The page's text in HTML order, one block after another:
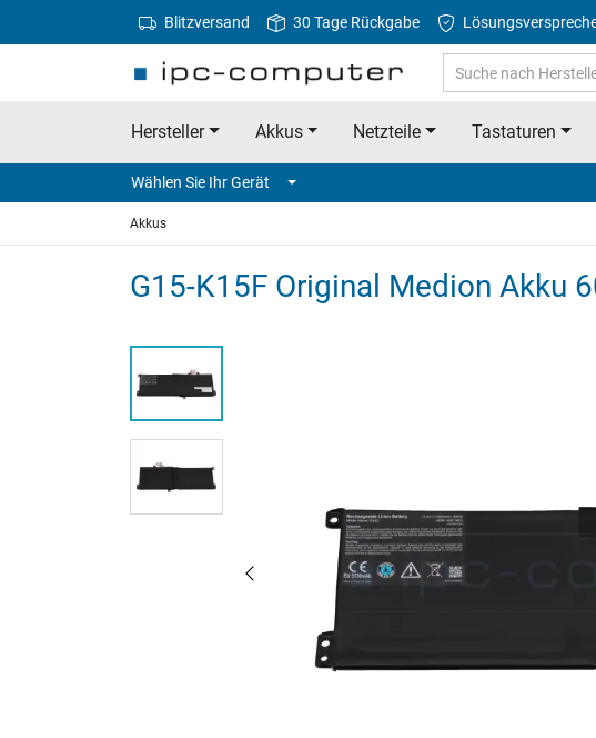
Blitzversand 30 Tage Rückgabe
Hersteller Akkus Netzteile Tastaturen
Wählen Sie Ihr Gerät
Akkus
G15-K15F Original Medion Akku